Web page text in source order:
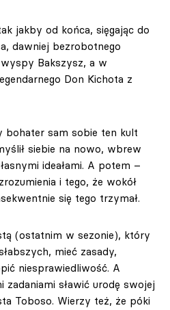
jakby od końca, sięgając do
dawniej bezrobotnego
Bakszysz, a w
Don Kichota z
bohater sam sobie ten kult
siebie na nowo, wbrew
ideałami. A potem –
i tego, że wokół
się tego trzymał.
(ostatnim w sezonie), który
mieć zasady,
niesprawiedliwość. A
sławić urodę swojej
Toboso. Wierzy też, że póki